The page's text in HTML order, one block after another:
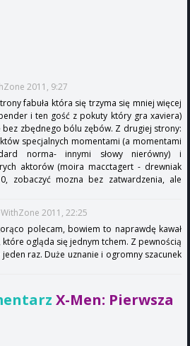
2011, 9:27
fabuła która się trzyma się mniej więcej
i ten gość z pokuty który gra xaviera)
zbędnego bólu zębów. Z drugiej strony:
specjalnych momentami (a momentami
norma- innymi słowy nierówny) i
aktorów (moira macctagert - drewniak
zobaczyć mozna bez zatwardzenia, ale
2011, 22:25
polecam, bowiem to naprawdę kawał
ogląda się jednym tchem. Z pewnością
raz. Duże uznanie i ogromny szacunek
X-Men: Pierwsza